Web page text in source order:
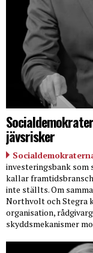
jävsrisker
investeringsbank som
kallar
inte ställts. Om
Northvolt och Stegra
organisation,
skyddsmekanismer